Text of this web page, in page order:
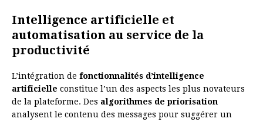
Intelligence artificielle et
automatisation au service de la
productivité
L’intégration de fonctionnalités d’intelligence
artificielle constitue l’un des aspects les plus novateurs
de la plateforme. Des algorithmes de priorisation
analysent le contenu des messages pour suggérer un